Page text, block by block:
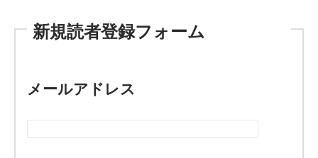
新規読者登録フォーム
メールアドレス